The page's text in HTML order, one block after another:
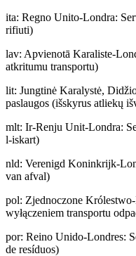
ita: Regno Unito-Londra:
rifiuti)
lav: Apvienotā Karaliste-
atkritumu transportu)
lit: Jungtinė Karalystė,
paslaugos (išskyrus atliekų
mlt: Ir-Renju Unit-Londra:
l-iskart)
nld: Verenigd Koninkrijk-
van afval)
pol: Zjednoczone
wyłączeniem transportu
por: Reino Unido-Londres:
de resíduos)